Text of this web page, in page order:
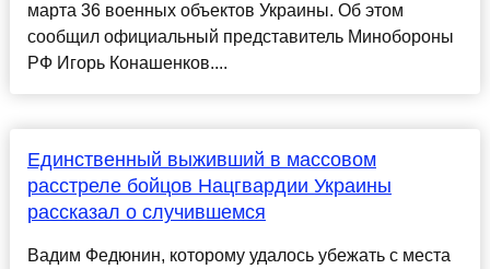
марта 36 военных объектов Украины. Об этом
сообщил официальный представитель Минобороны
РФ Игорь Конашенков....
Единственный выживший в массовом
расстреле бойцов Нацгвардии Украины
рассказал о случившемся
Вадим Федюнин, которому удалось убежать с места